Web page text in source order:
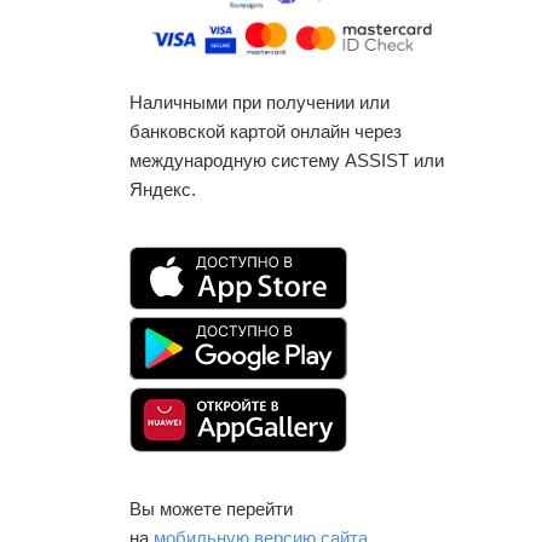
Наличными при получении или
банковской картой онлайн через
международную систему ASSIST или
Яндекс.
Вы можете перейти
на мобильную версию сайта